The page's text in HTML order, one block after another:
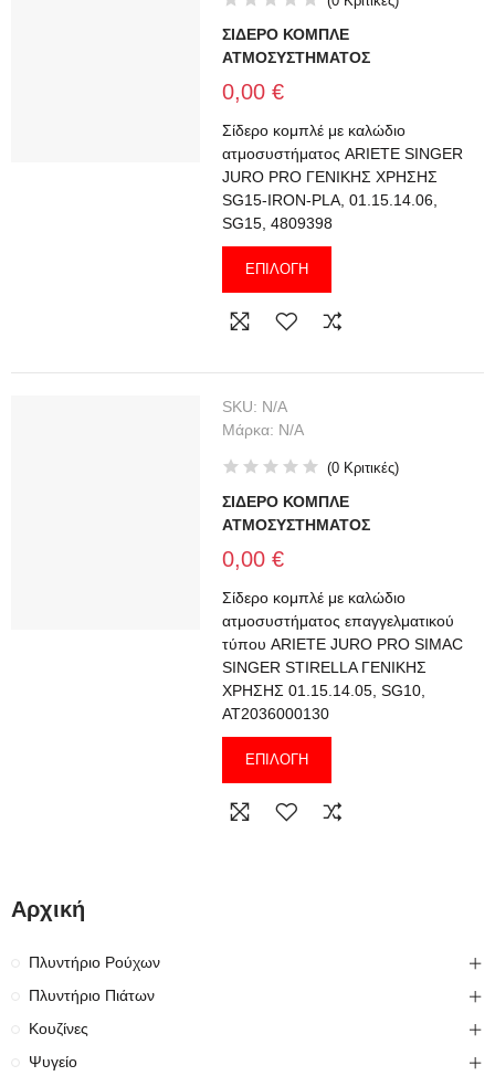
ΣΙΔΕΡΟ ΚΟΜΠΛΕ
ΑΤΜΟΣΥΣΤΗΜΑΤΟΣ
0,00 €
Σίδερο κομπλέ με καλώδιο
ατμοσυστήματος ARIETE SINGER
JURO PRO ΓΕΝΙΚΗΣ ΧΡΗΣΗΣ
SG15-IRON-PLA, 01.15.14.06,
SG15, 4809398
ΕΠΙΛΟΓΉ
SKU: N/A
Μάρκα: N/A
(0 Κριτικές)
ΣΙΔΕΡΟ ΚΟΜΠΛΕ
ΑΤΜΟΣΥΣΤΗΜΑΤΟΣ
0,00 €
Σίδερο κομπλέ με καλώδιο
ατμοσυστήματος επαγγελματικού
τύπου ARIETE JURO PRO SIMAC
SINGER STIRELLA ΓΕΝΙΚΗΣ
ΧΡΗΣΗΣ 01.15.14.05, SG10,
AT2036000130
ΕΠΙΛΟΓΉ
Αρχική
Πλυντήριο Ρούχων
Πλυντήριο Πιάτων
Κουζίνες
Ψυγείο